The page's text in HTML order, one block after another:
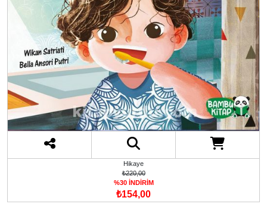
Hikaye
₺220,00
%30 İNDİRİM
₺154,00